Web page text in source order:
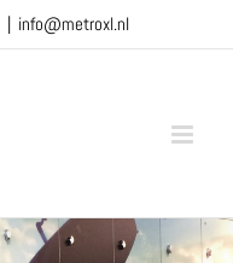
| info@metroxl.nl